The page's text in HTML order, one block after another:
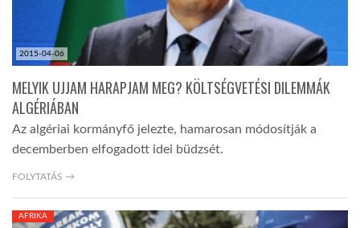
2015-04-06
MELYIK UJJAM HARAPJAM MEG? KÖLTSÉGVETÉSI DILEMMÁK
ALGÉRIÁBAN
Az algériai kormányfő jelezte, hamarosan módosítják a
decemberben elfogadott idei büdzsét.
FOLYTATÁS →
AFRIKA